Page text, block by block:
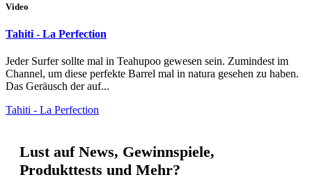
Video
Tahiti - La Perfection
Jeder Surfer sollte mal in Teahupoo gewesen sein. Zumindest im
Channel, um diese perfekte Barrel mal in natura gesehen zu haben.
Das Geräusch der auf...
Tahiti - La Perfection
Lust auf News, Gewinnspiele,
Produkttests und Mehr?